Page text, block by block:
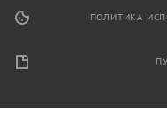
ПОЛИТИКА